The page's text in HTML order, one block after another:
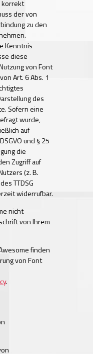
korrekt
der von
zu den
Kenntnis
diese
von Font
Art. 6 Abs. 1
des
Sofern eine
wurde,
auf
und § 25
die
Zugriff auf
(z. B.
TTDSG
widerrufbar.
nicht
von Ihrem
finden
von Font
.